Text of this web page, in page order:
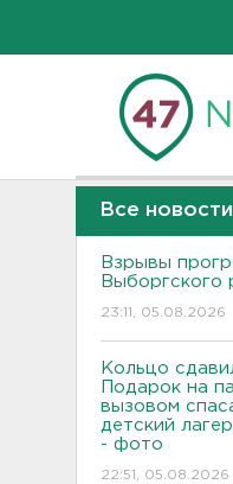
Все новости
Взрывы
Выборгского
23:11, 05.08.2026
Кольцо
Подарок на
вызовом
детский
- фото
22:51, 05.08.2026